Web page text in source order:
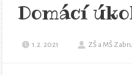
Domácí
1.2. 2021 ZŠ a MŠ